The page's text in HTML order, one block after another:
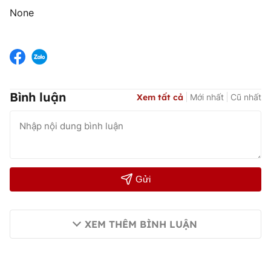
None
Bình luận Xem tất cả Mới nhất Cũ nhất
Gửi
XEM THÊM BÌNH LUẬN